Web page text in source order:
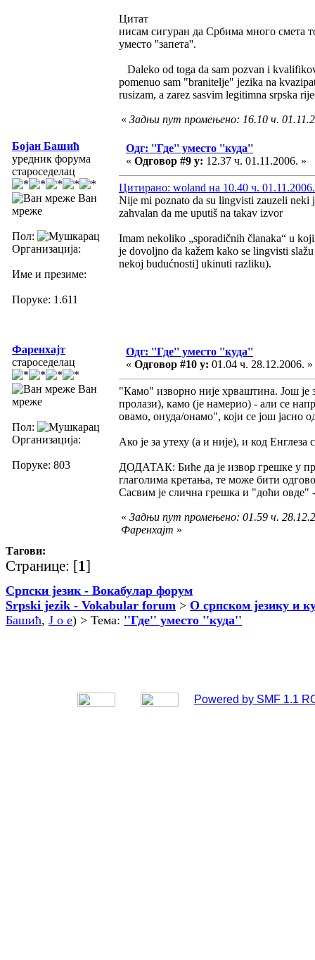
Цитат
нисам сигуран да Србима много смета
уместо ''запета''.
Daleko od toga da sam pozvan i
pomenuo sam "branitelje" jezika na
rusizam, a zarez sasvim legitimna srpska
« Задњи пут промењено: 16.10 ч.
Бојан Башић
уредник форума
староседелац
Ван
мреже
Пол:
Организација:
Име и презиме:
Поруке: 1.611
Одг: ''Где'' уместо ''куда''
« Одговор #9 у: 12.37 ч. 01.11.2006. »
Цитирано: woland на 10.40 ч. 01.11.2006.
Nije mi poznato da su lingvisti zauzeli neki
zahvalan da me uputiš na takav izvor
Imam nekoliko „sporadičnih članaka“ u
je dovoljno da kažem kako se lingvisti
nekoj budućnosti] ukinuti razliku).
Фаренхајт
староседелац
Ван
мреже
Пол:
Организација:
Поруке: 803
Одг: ''Где'' уместо ''куда''
« Одговор #10 у: 01.04 ч. 28.12.2006. »
"Камо" изворно није хрваштина. Још је
пролази), камо (је намерио) - али се
овамо, онуда/онамо", који се још јасно
Ако је за утеху (а и није), и код
ДОДАТАК: Биће да је извор грешке у
глаголима кретања, те може бити
Сасвим је слична грешка и "доћи овде"
« Задњи пут промењено: 01.59 ч.
Фаренхајт »
Тагови:
Странице: [1]
Српски језик - Вокабулар форум
Srpski jezik - Vokabular forum > О српском језику и
Башић, J o e) > Тема: ''Где'' уместо ''куда''
Powered by SMF 1.1